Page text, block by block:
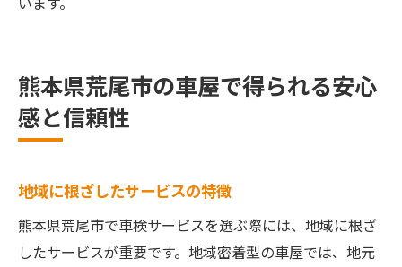
熊本県荒尾市の車屋で得られる安心
感と信頼性
地域に根ざしたサービスの特徴
熊本県荒尾市で車検サービスを選ぶ際には、地域に根ざ
したサービスが重要です。地域密着型の車屋では、地元